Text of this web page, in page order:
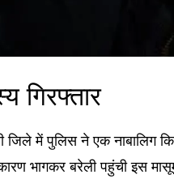
गिरफ्तार
में पुलिस ने एक नाबालिग
भागकर बरेली पहुंची इस